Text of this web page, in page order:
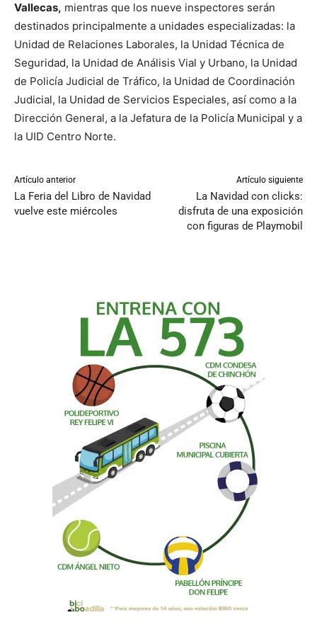
Vallecas, mientras que los nueve inspectores serán
destinados principalmente a unidades especializadas: la
Unidad de Relaciones Laborales, la Unidad Técnica de
Seguridad, la Unidad de Análisis Vial y Urbano, la Unidad
de Policía Judicial de Tráfico, la Unidad de Coordinación
Judicial, la Unidad de Servicios Especiales, así como a la
Dirección General, a la Jefatura de la Policía Municipal y a
la UID Centro Norte.
Artículo anterior
La Feria del Libro de Navidad
vuelve este miércoles
Artículo siguiente
La Navidad con clicks:
disfruta de una exposición
con figuras de Playmobil